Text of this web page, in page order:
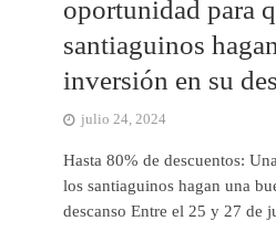
oportunidad para
santiaguinos
inversión en su
julio 24, 2024
Hasta 80% de descuentos:
los santiaguinos hagan una
descanso Entre el 25 y 27 de